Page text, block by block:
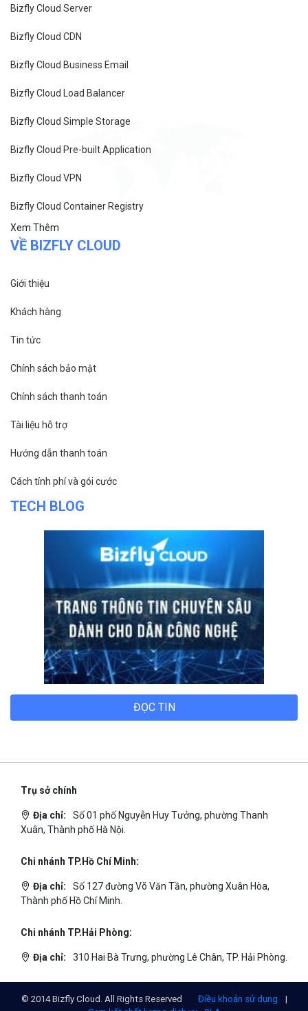
Bizfly Cloud Server
Bizfly Cloud CDN
Bizfly Cloud Business Email
Bizfly Cloud Load Balancer
Bizfly Cloud Simple Storage
Bizfly Cloud Pre-built Application
Bizfly Cloud VPN
Bizfly Cloud Container Registry
Xem Thêm
VỀ BIZFLY CLOUD
Giới thiệu
Khách hàng
Tin tức
Chính sách bảo mật
Chính sách thanh toán
Tài liệu hỗ trợ
Hướng dẫn thanh toán
Cách tính phí và gói cước
TECH BLOG
ĐỌC TIN
Trụ sở chính
Địa chỉ:
Số 01 phố Nguyễn Huy Tưởng, phường Thanh
Xuân, Thành phố Hà Nội.
Chi nhánh TP.Hồ Chí Minh:
Địa chỉ:
Số 127 đường Võ Văn Tần, phường Xuân Hòa,
Thành phố Hồ Chí Minh.
Chi nhánh TP.Hải Phòng:
Địa chỉ: 310 Hai Bà Trưng, phường Lê Chân, TP. Hải Phòng.
© 2014 Bizfly Cloud. All Rights Reserved Điều khoản sử dụng
|